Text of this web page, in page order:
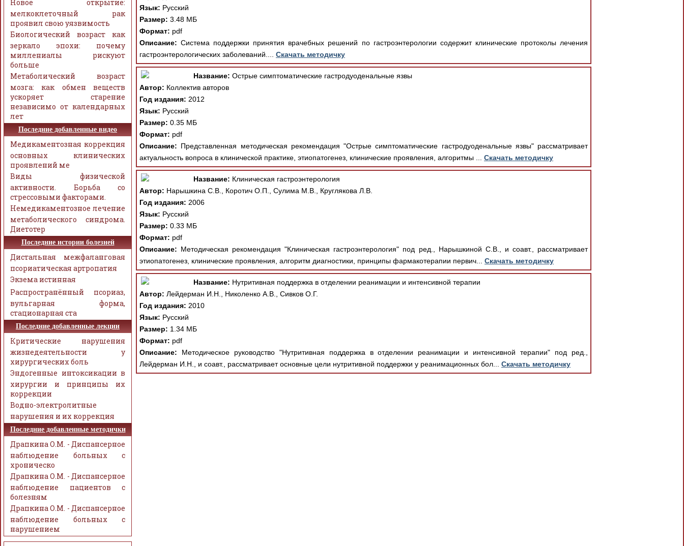
Язык: Русский
Размер: 3.48 МБ
Формат: pdf
Описание: Система поддержки принятия врачебных решений по гастроэнтерологии содержит клинические протоколы лечения
гастроэнтерологических заболеваний.... Скачать методичку
Название: Острые симптоматические гастродуоденальные язвы
Автор: Коллектив авторов
Год издания: 2012
Язык: Русский
Размер: 0.35 МБ
Формат: pdf
Описание: Представленная методическая рекомендация "Острые симптоматические гастродуоденальные язвы" рассматривает
актуальность вопроса в клинической практике, этиопатогенез, клинические проявления, алгоритмы ... Скачать методичку
Название: Клиническая гастроэнтерология
Автор: Нарышкина С.В., Коротич О.П., Сулима М.В., Круглякова Л.В.
Год издания: 2006
Язык: Русский
Размер: 0.33 МБ
Формат: pdf
Описание: Методическая рекомендация "Клиническая гастроэнтерология" под ред., Нарышкиной С.В., и соавт., рассматривает
этиопатогенез, клинические проявления, алгоритм диагностики, принципы фармакотерапии первич... Скачать методичку
Название: Нутритивная поддержка в отделении реанимации и интенсивной терапии
Автор: Лейдерман И.Н., Николенко А.В., Сивков О.Г.
Год издания: 2010
Язык: Русский
Размер: 1.34 МБ
Формат: pdf
Описание: Методическое руководство "Нутритивная поддержка в отделении реанимации и интенсивной терапии" под ред.,
Лейдерман И.Н., и соавт., рассматривает основные цели нутритивной поддержки у реанимационных бол... Скачать методичку
Новое открытие:
мелкоклеточный рак
проявил свою уязвимость
Биологический возраст как
зеркало эпохи: почему
миллениалы рискуют
больше
Метаболический возраст
мозга: как обмен веществ
ускоряет старение
независимо от календарных
лет
Последние добавленные видео
Медикаментозная коррекция
основных клинических
проявлений ме
Виды физической
активности. Борьба со
стрессовыми факторами.
Немедикаментозное лечение
метаболического синдрома.
Диетотер
Последние истории болезней
Дистальная межфаланговая
псориатическая артропатия
Экзема истинная
Распространённый псориаз,
вульгарная форма,
стационарная ста
Последние добавленные лекции
Критические нарушения
жизнедеятельности у
хирургических боль
Эндогенные интоксикации в
хирургии и принципы их
коррекции
Водно-электролитные
нарушения и их коррекция
Последние добавленные методички
Драпкина О.М. - Диспансерное
наблюдение больных с
хроническо
Драпкина О.М. - Диспансерное
наблюдение пациентов с
болезням
Драпкина О.М. - Диспансерное
наблюдение больных с
нарушением